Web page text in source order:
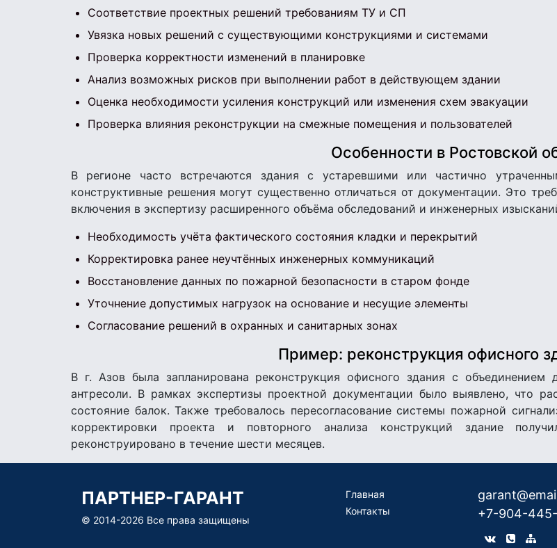
Соответствие проектных решений требованиям ТУ и СП
Увязка новых решений с существующими конструкциями и системами
Проверка корректности изменений в планировке
Анализ возможных рисков при выполнении работ в действующем здании
Оценка необходимости усиления конструкций или изменения схем эвакуации
Проверка влияния реконструкции на смежные помещения и пользователей
Особенности в Ростовской
В регионе часто встречаются здания с устаревшими или частично
конструктивные решения могут существенно отличаться от документации. Это
включения в экспертизу расширенного объёма обследований и инженерных
Необходимость учёта фактического состояния кладки и перекрытий
Корректировка ранее неучтённых инженерных коммуникаций
Восстановление данных по пожарной безопасности в старом фонде
Уточнение допустимых нагрузок на основание и несущие элементы
Согласование решений в охранных и санитарных зонах
Пример: реконструкция офисного
В г. Азов была запланирована реконструкция офисного здания с
антресоли. В рамках экспертизы проектной документации было выявлено, что
состояние балок. Также требовалось пересогласование системы пожарной
корректировки проекта и повторного анализа конструкций здание
реконструировано в течение шести месяцев.
ПАРТНЕР-ГАРАНТ
© 2014-2026 Все права защищены
Главная
Контакты
+7-904-